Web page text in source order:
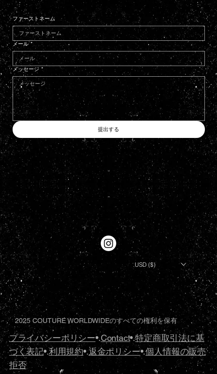
ファーストネーム
メール *
メッセージ *
提出する
プライバシーポリシー•.Contact•.特定商取引法に基
づく表記•.利用規約•.返金ポリシー•.個人情報の販売
拒否
2025 COUTURE WORLDWIDEのすべての権利を保有
USD ($)